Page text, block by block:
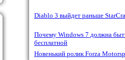
Diablo 3 выйдет раньше
Почему Windows 7 должна
бесплатной
Новенький ролик Forza